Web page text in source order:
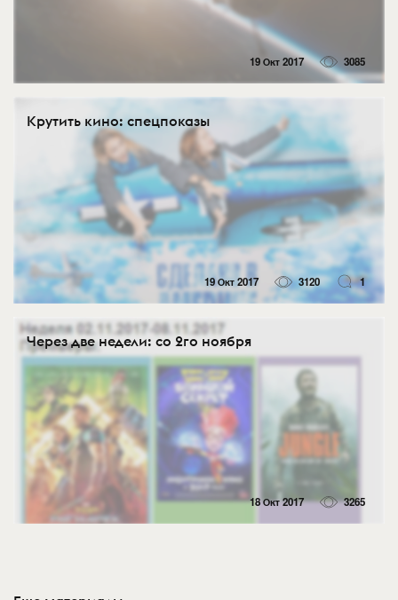
19 Окт 2017 3085
Крутить кино: спецпоказы
19 Окт 2017 3120 1
Через две недели: со 2го ноября
18 Окт 2017 3265